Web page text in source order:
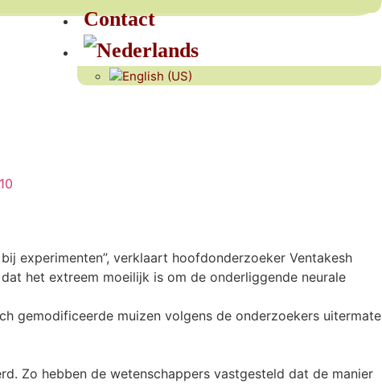
Contact
experimenten”, verklaart hoofdonderzoeker Ventakesh
het extreem moeilijk is om de onderliggende neurale
gemodificeerde muizen volgens de onderzoekers uitermate
Zo hebben de wetenschappers vastgesteld dat de manier